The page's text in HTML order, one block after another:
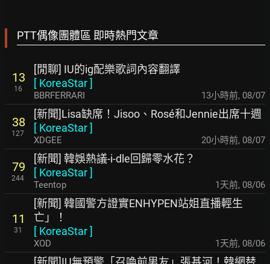
PTT偶像團體區 即時熱門文章
13
16
[閒聊] IU的ig配樂歌詞內容翻譯
[ KoreaStar]
BBRFERRARI 13小時前, 08/07
38
127
[新聞]Lisa缺席！Jisoo、Rosé和Jennie出席十週
[ KoreaStar]
XDGEE 20小時前, 08/07
79
244
[新聞] 韓娛熱議-i-dle回歸零水花？
[ KoreaStar]
Teentop 1天前, 08/06
11
31
[新聞] 韓國警方證實ENHYPEN站姐直播輕生
亡」！
[ KoreaStar]
XOD 1天前, 08/06